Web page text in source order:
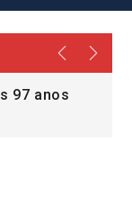
97 anos